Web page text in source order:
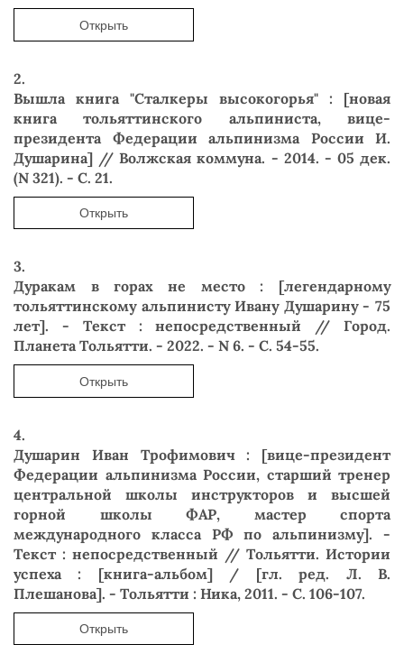
Открыть
2.
Вышла книга "Сталкеры высокогорья" : [новая
книга тольяттинского альпиниста, вице-
президента Федерации альпинизма России И.
Душарина] // Волжская коммуна. - 2014. - 05 дек.
(N 321). - С. 21.
Открыть
3.
Дуракам в горах не место : [легендарному
тольяттинскому альпинисту Ивану Душарину - 75
лет]. - Текст : непосредственный // Город.
Планета Тольятти. - 2022. - N 6. - С. 54-55.
Открыть
4.
Душарин Иван Трофимович : [вице-президент
Федерации альпинизма России, старший тренер
центральной школы инструкторов и высшей
горной школы ФАР, мастер спорта
международного класса РФ по альпинизму]. -
Текст : непосредственный // Тольятти. Истории
успеха : [книга-альбом] / [гл. ред. Л. В.
Плешанова]. - Тольятти : Ника, 2011. - С. 106-107.
Открыть